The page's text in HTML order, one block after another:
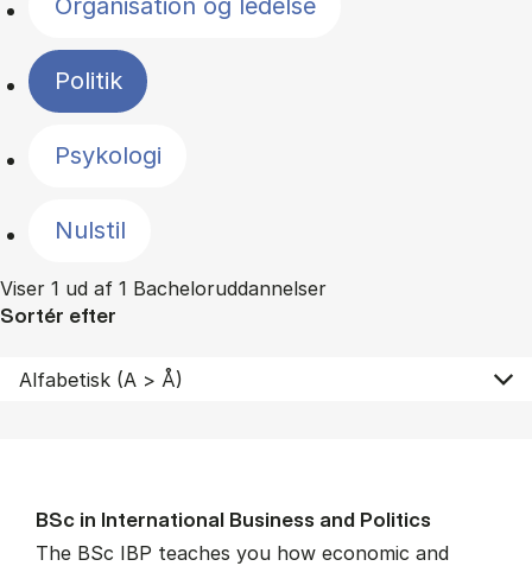
Organisation og ledelse
Politik
Psykologi
Nulstil
Viser 1 ud af 1 Bacheloruddannelser
Sortér efter
BSc in In­ter­na­tion­al Busi­ness and Polit­ics
The BSc IBP teaches you how economic and